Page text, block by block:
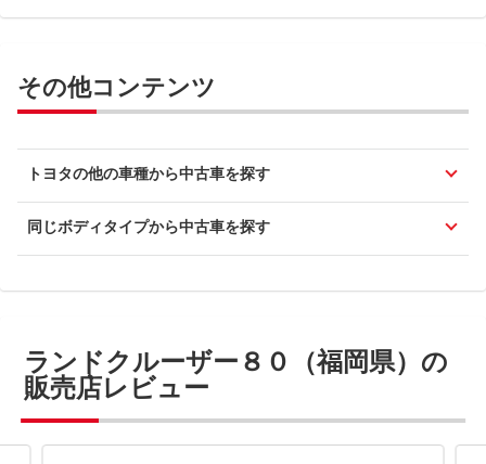
その他コンテンツ
トヨタの他の車種から中古車を探す
同じボディタイプから中古車を探す
ランドクルーザー８０（福岡県）の
販売店レビュー